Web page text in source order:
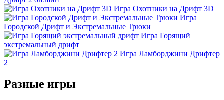
Игра Охотники на Дрифт 3D
Игра
Городской Дрифт и Экстремальные Трюки
Игра Горящий
экстремальный дрифт
Игра Ламборджини Дрифтер
2
Разные игры